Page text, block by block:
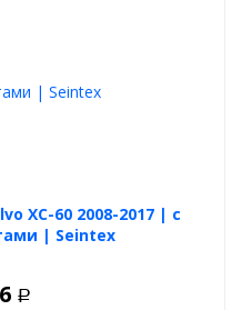
XC-60 2008-2017 | с
| Seintex
Р